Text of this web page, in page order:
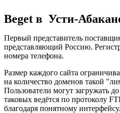
Beget в Усти-
Первый представитель
представляющий Россию.
номера телефона.
Размер каждого сайта
на количество доменов такой
Пользователи могут загружать
таковых ведётся по протоколу
благодаря понятному интерфейсу.